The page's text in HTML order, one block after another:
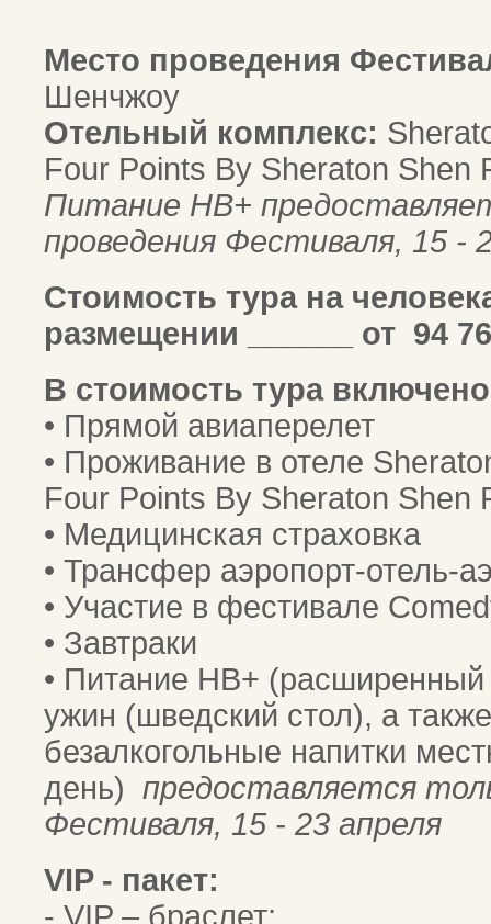
Место проведения
Шенчжоу
Отельный комплекс:
Four Points By Sheraton Shen
Питание HB+
проведения Фестиваля, 15 -
Стоимость тура на
размещении ______ от 94
В стоимость тура
• Прямой авиаперелет
• Проживание в отеле
Four Points By Sheraton Shen
• Медицинская страховка
• Трансфер аэропорт-отель-
• Участие в фестивале
• Завтраки
• Питание HB+
ужин (шведский стол), а
безалкогольные напитки
день) предоставляется
Фестиваля, 15 - 23 апреля
VIP - пакет:
- VIP – браслет;